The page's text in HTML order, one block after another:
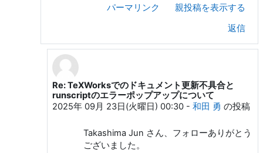
パーマリンク
親投稿を表示する
返信
Takashima Jun への返信
Re: TeXWorksでのドキュメント更新不具合と
runscriptのエラーポップアップについて
2025年 09月 23日(火曜日) 00:30 -和田 勇 の投稿
Takashima Jun さん、フォローありがとう
ございました。